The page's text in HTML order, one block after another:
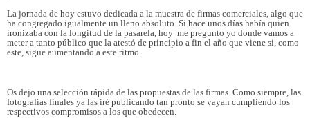
La jornada de hoy estuvo dedicada a la muestra de firmas comerciales, algo que
ha congregado igualmente un lleno absoluto. Si hace unos días había quien
ironizaba con la longitud de la pasarela, hoy me pregunto yo donde vamos a
meter a tanto público que la atestó de principio a fin el año que viene si, como
este, sigue aumentando a este ritmo.
Os dejo una selección rápida de las propuestas de las firmas. Como siempre, las
fotografías finales ya las iré publicando tan pronto se vayan cumpliendo los
respectivos compromisos a los que obedecen.